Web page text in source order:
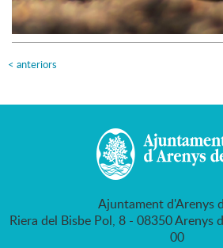
< anteriors
Ajuntament d'Arenys
Riera del Bisbe Pol, 8 - 08350 Arenys
00